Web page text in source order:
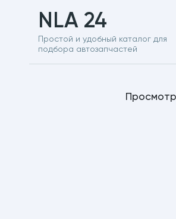
NLA 24
Простой и удобный каталог для
подбора автозапчастей